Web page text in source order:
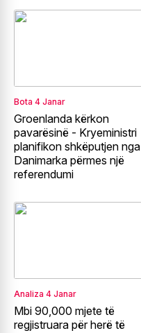
Bota 4 Janar
Groenlanda kërkon
pavarësinë - Kryeministri
planifikon shkëputjen nga
Danimarka përmes një
referendumi
Analiza 4 Janar
Mbi 90,000 mjete të
regjistruara për herë të